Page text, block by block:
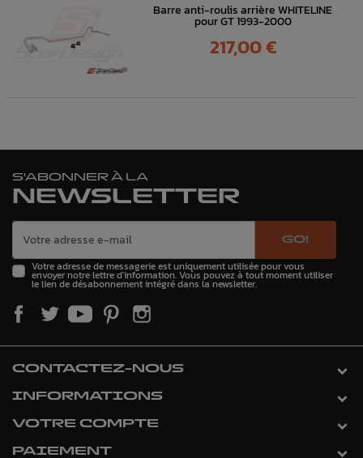
Barre anti-roulis arrière WHITELINE
pour GT 1993-2000
Prix
217,00 €
S'ABONNER À LA
NEWSLETTER
GO!
Votre adresse de messagerie est uniquement utilisée pour vous
envoyer notre lettre d'information. Vous pouvez à tout moment utiliser
le lien de désabonnement intégré dans la newsletter.
CONTACTEZ-NOUS
INFORMATIONS
VOTRE COMPTE
PAIEMENT